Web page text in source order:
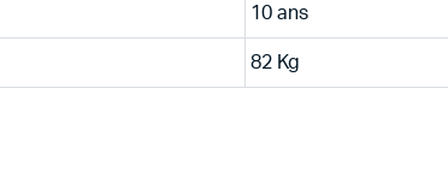
10 ans
82 Kg